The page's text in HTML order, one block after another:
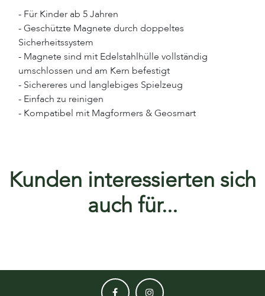
- Für Kinder ab 5 Jahren
- Geschützte Magnete durch doppeltes
Sicherheitssystem
- Magnete sind mit Edelstahlhülle vollständig
umschlossen und am Kern befestigt
- Sichereres und langlebiges Spielzeug
- Einfach zu reinigen
- Kompatibel mit Magformers & Geosmart
Kunden interessierten sich
auch für...